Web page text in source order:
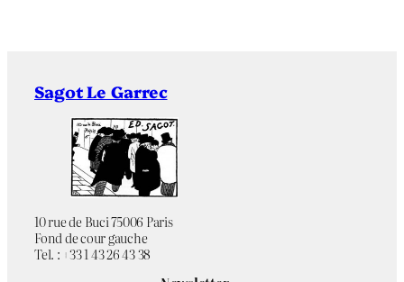
Sagot Le Garrec
10 rue de Buci 75006 Paris
Fond de cour gauche
Tel. : +33 1 43 26 43 38